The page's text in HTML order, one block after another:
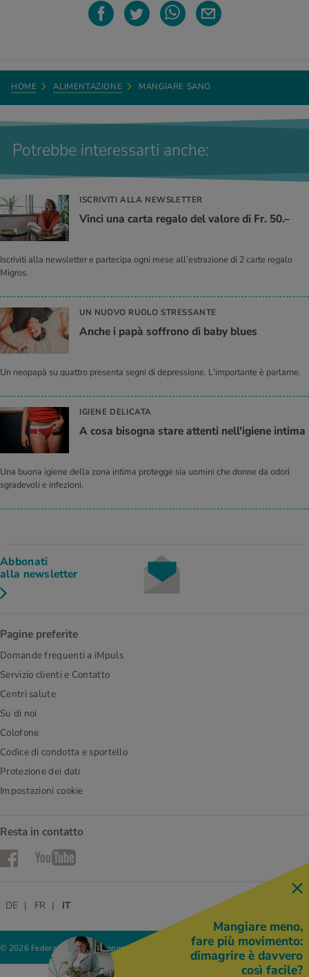
HOME ALIMENTAZIONE MANGIARE SANO
Potrebbe interessarti anche:
ISCRIVITI ALLA NEWSLETTER
Vinci una carta regalo del valore di Fr. 50.–
Iscriviti alla newsletter e partecipa ogni mese all’estrazione di 2 carte regalo
Migros.
UN NUOVO RUOLO STRESSANTE
Anche i papà soffrono di baby blues
Un neopapà su quattro presenta segni di depressione. L'importante è parlarne.
IGIENE DELICATA
A cosa bisogna stare attenti nell'igiene intima
Una buona igiene della zona intima protegge sia uomini che donne da odori
sgradevoli e infezioni.
Abbonati
alla newsletter
Pagine preferite
Domande frequenti a iMpuls
Servizio clienti e Contatto
Centri salute
Su di noi
Colofone
Codice di condotta e sportello
Protezione dei dati
Impostazioni cookie
Resta in contatto
FacebookYouTube
© 2026 Federazione delle cooperative Migros
DE FR IT
Mangiare meno,
fare più movimento:
dimagrire è davvero
così facile?